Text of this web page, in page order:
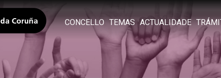
CONCELLO TEMAS ACTUALIDADE